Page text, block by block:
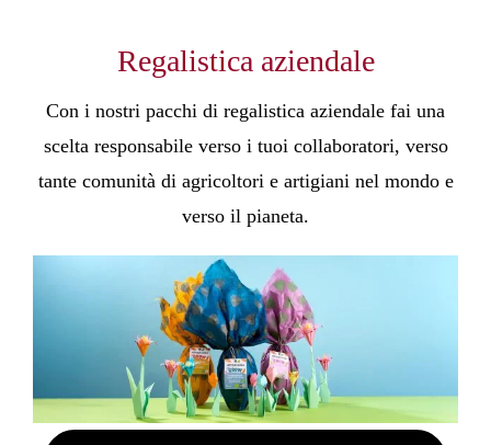
Regalistica aziendale
Con i nostri pacchi di regalistica aziendale fai una
scelta responsabile verso i tuoi collaboratori, verso
tante comunità di agricoltori e artigiani nel mondo e
verso il pianeta.